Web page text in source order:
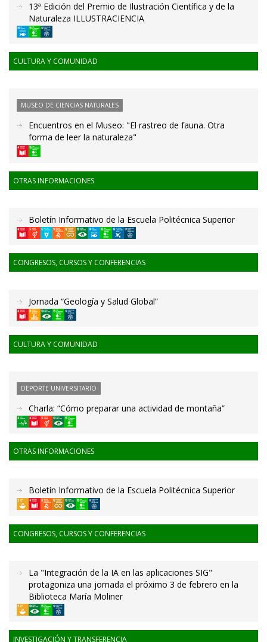
13ª Edición del Premio de Ilustración Científica y de la
Naturaleza ILLUSTRACIENCIA
CULTURA Y COMUNIDAD
MUSEO DE CIENCIAS NATURALES
Encuentros en el Museo: "El rastreo de fauna. Otra
forma de leer la naturaleza"
OTRAS INFORMACIONES
Boletín Informativo de la Escuela Politécnica Superior
CONGRESOS, CURSOS Y CONFERENCIAS
Jornada “Geología y Salud Global”
CULTURA Y COMUNIDAD
DEPORTE UNIVERSITARIO
Charla: “Cómo preparar una actividad de montaña”
OTRAS INFORMACIONES
Boletín Informativo de la Escuela Politécnica Superior
CONGRESOS, CURSOS Y CONFERENCIAS
La "Integración de la IA en las aplicaciones SIG"
protagoniza una jornada el próximo 3 de febrero en la
Biblioteca María Moliner
INVESTIGACIÓN Y TRANSFERENCIA